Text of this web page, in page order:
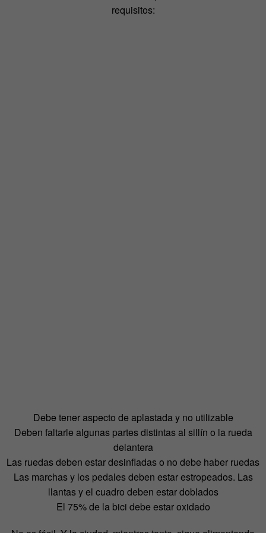
requisitos:
Debe tener aspecto de aplastada y no utilizable
Deben faltarle algunas partes distintas al sillín o la rueda
delantera
Las ruedas deben estar desinfladas o no debe haber ruedas
Las marchas y los pedales deben estar estropeados. Las
llantas y el cuadro deben estar doblados
El 75% de la bici debe estar oxidado